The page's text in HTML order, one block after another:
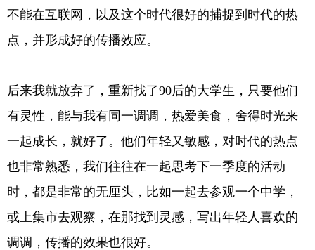
不能在互联网，以及这个时代很好的捕捉到时代的热
点，并形成好的传播效应。
后来我就放弃了，重新找了90后的大学生，只要他们
有灵性，能与我有同一调调，热爱美食，舍得时光来
一起成长，就好了。他们年轻又敏感，对时代的热点
也非常熟悉，我们往往在一起思考下一季度的活动
时，都是非常的无厘头，比如一起去参观一个中学，
或上集市去观察，在那找到灵感，写出年轻人喜欢的
调调，传播的效果也很好。